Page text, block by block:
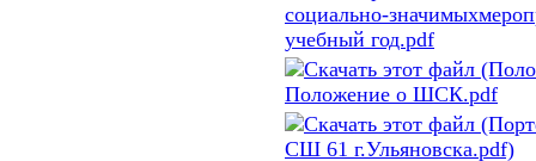
социально-
учебный год.pdf
Положение о ШСК.pdf